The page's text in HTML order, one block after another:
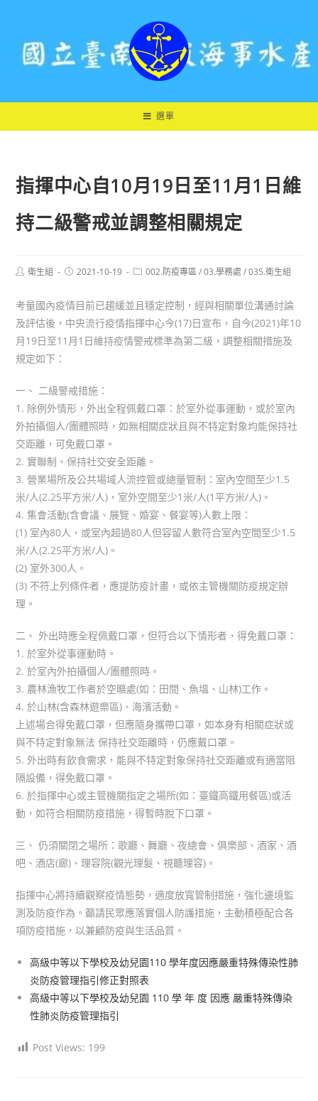
選單
指揮中心自10月19日至11月1日維
持二級警戒並調整相關規定
Post衛生組
Post2021-10-19
Post002.防疫專區 / 03.學務處 / 035.衛生組
考量國內疫情目前已趨緩並且穩定控制，經與相關單位溝通討論
及評估後，中央流行疫情指揮中心今(17)日宣布，自今(2021)年10
月19日至11月1日維持疫情警戒標準為第二級，調整相關措施及
規定如下：
一、 二級警戒措施：
1. 除例外情形，外出全程佩戴口罩：於室外從事運動，或於室內
外拍攝個人/團體照時，如無相關症狀且與不特定對象均能保持社
交距離，可免戴口罩。
2. 實聯制、保持社交安全距離。
3. 營業場所及公共場域人流控管或總量管制：室內空間至少1.5
米/人(2.25平方米/人)，室外空間至少1米/人(1平方米/人)。
4. 集會活動(含會議、展覽、婚宴、餐宴等)人數上限：
(1) 室內80人，或室內超過80人但容留人數符合室內空間至少1.5
米/人(2.25平方米/人)。
(2) 室外300人。
(3) 不符上列條件者，應提防疫計畫，或依主管機關防疫規定辦
理。
二、 外出時應全程佩戴口罩，但符合以下情形者，得免戴口罩：
1. 於室外從事運動時。
2. 於室內外拍攝個人/團體照時。
3. 農林漁牧工作者於空曠處(如：田間、魚塭、山林)工作。
4. 於山林(含森林遊樂區)、海濱活動。
上述場合得免戴口罩，但應隨身攜帶口罩，如本身有相關症狀或
與不特定對象無法 保持社交距離時，仍應戴口罩。
5. 外出時有飲食需求，能與不特定對象保持社交距離或有適當阻
隔設備，得免戴口罩。
6. 於指揮中心或主管機關指定之場所(如：臺鐵高鐵用餐區)或活
動，如符合相關防疫措施，得暫時脫下口罩。
三、 仍須關閉之場所：歌廳、舞廳、夜總會、俱樂部、酒家、酒
吧、酒店(廊)、理容院(觀光理髮、視聽理容)。
指揮中心將持續觀察疫情態勢，適度放寬管制措施，強化邊境監
測及防疫作為。籲請民眾應落實個人防護措施，主動積極配合各
項防疫措施，以兼顧防疫與生活品質。
高級中等以下學校及幼兒園110 學年度因應嚴重特殊傳染性肺
炎防疫管理指引修正對照表
高級中等以下學校及幼兒園 110 學 年 度 因應 嚴重特殊傳染
性肺炎防疫管理指引
Post Views: 199